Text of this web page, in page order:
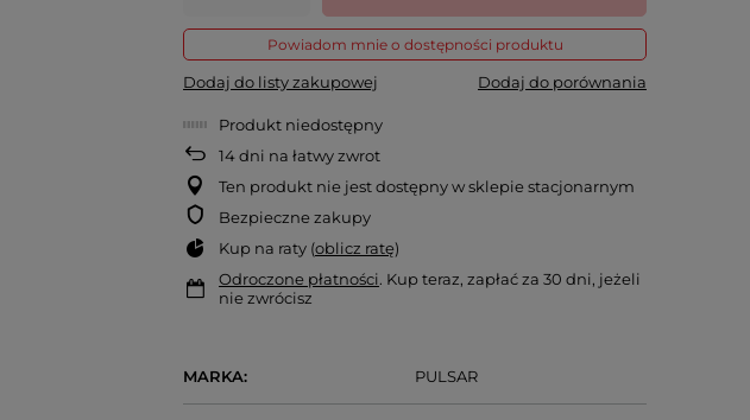
Powiadom mnie o dostępności produktu
Dodaj do listy zakupowej Dodaj do porównania
Produkt niedostępny
14dni na łatwy zwrot
Ten produkt nie jest dostępny w sklepie stacjonarnym
Bezpieczne zakupy
Kup na raty (oblicz ratę)
Odroczone płatności. Kup teraz, zapłać za 30 dni, jeżeli
nie zwrócisz
MARKA PULSAR